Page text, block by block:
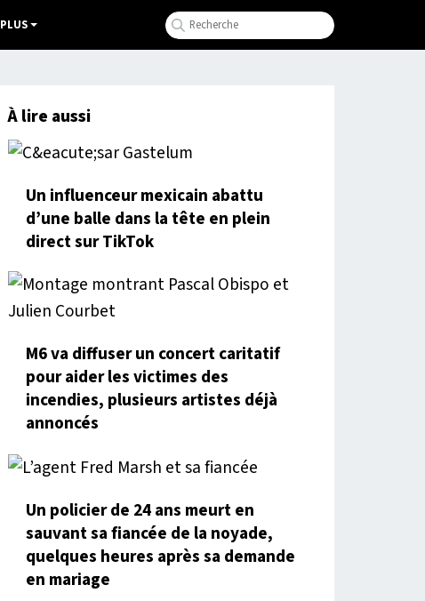
PLUS
À lire aussi
Un influenceur mexicain abattu
d’une balle dans la tête en plein
direct sur TikTok
M6 va diffuser un concert caritatif
pour aider les victimes des
incendies, plusieurs artistes déjà
annoncés
Un policier de 24 ans meurt en
sauvant sa fiancée de la noyade,
quelques heures après sa demande
en mariage